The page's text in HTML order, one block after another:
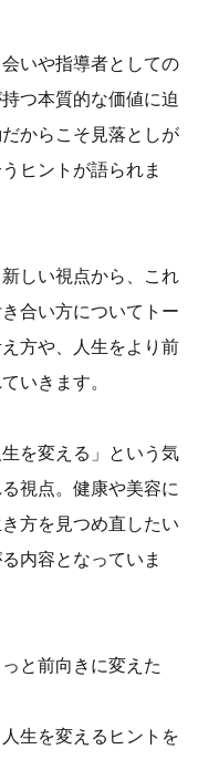
いや指導者としての
つ本質的な価値に迫
からこそ見落としが
ヒントが語られま
しい視点から、これ
合い方についてトー
方や、人生をより前
いきます。
を変える」という気
視点。健康や美容に
方を見つめ直したい
内容となっていま
と前向きに変えた
生を変えるヒントを